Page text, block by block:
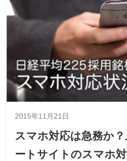
2015年11月21日
スマホ対応は急務か
ートサイトのスマホ